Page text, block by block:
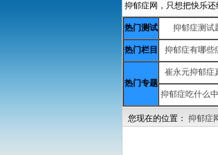
抑郁症网，只想把快乐还
热门测试 抑郁症测试
热门栏目 抑郁症有哪些
热门专题
崔永元抑郁症
抑郁症吃什么
您现在的位置： 抑郁症